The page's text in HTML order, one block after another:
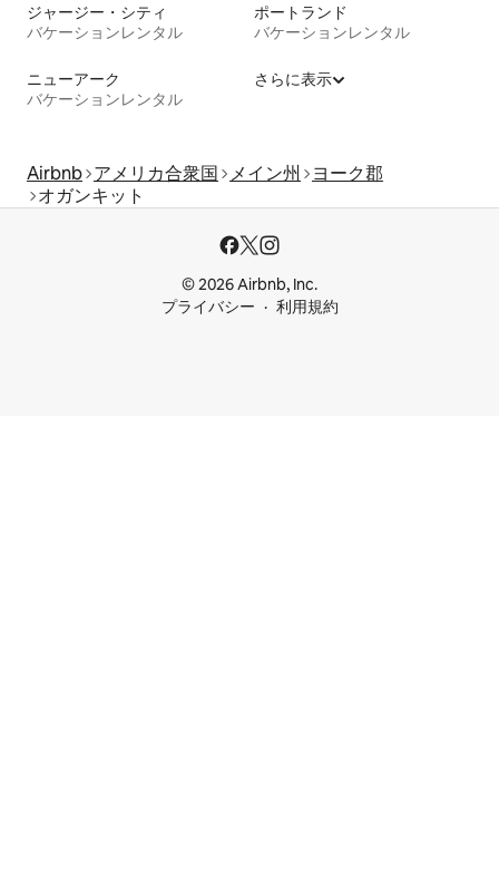
ジャージー・シティ
バケーションレンタル
ポートランド
バケーションレンタル
ニューアーク
バケーションレンタル
さらに表示
Airbnb アメリカ合衆国 メイン州
ヨーク郡
オガンキット
© 2026 Airbnb, Inc.
プライバシー
利用規約